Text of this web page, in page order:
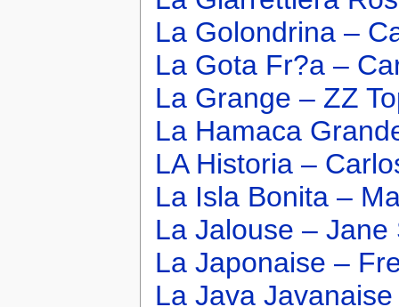
La Golondrina –
La Gota Fr?a –
La Grange – ZZ
La Hamaca
LA Historia –
La Isla Bonita –
La Jalouse – Jane
La Japonaise –
La Java